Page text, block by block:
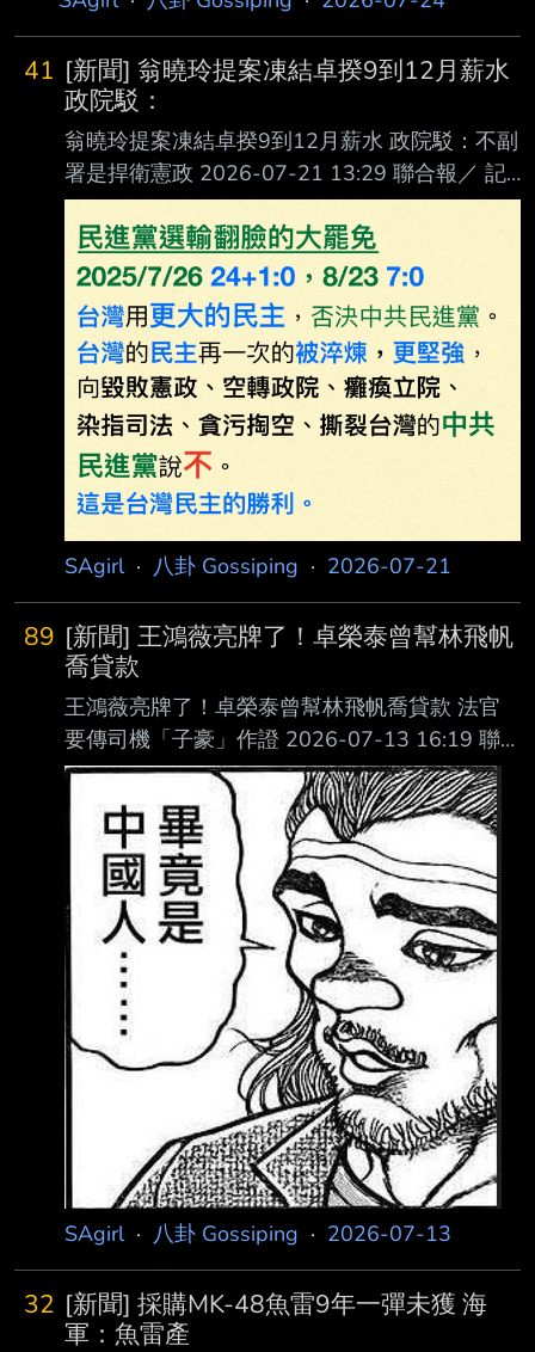
布長達一年的調查報 告，認為宜蘭高鐵案欠缺詳
細評估，連出
41 [新聞] 翁曉玲提案凍結卓揆9到12月薪水
政院駁：
翁曉玲提案凍結卓揆9到12月薪水 政院駁：不副
署是捍衛憲政 2026-07-21 13:29 聯合報／ 記
者黃婉婷／台北即時報導 今年度中央政府總預
算案持續卡關，二輪提案再掀朝野攻防，國民黨
立委翁曉玲提案凍結 行政院長卓榮泰9月到12月
的薪水，條件是依法編列預算和副署法律。行政
院說，不副署 違憲法案是捍衛憲政秩序，反觀
立法院不理性審查預算，還嚴重拖延，希望立法
院儘速完 成今年度預算審查。 翁曉玲羅列卓榮
泰三項罪狀，包括藐視立法院，三讀通過的法律
未副署，該編列的預算不 編，依法提名的NCC
人事案至今毫無動作
SAgirl· 八卦 Gossiping · 2026-07-21
89 [新聞] 王鴻薇亮牌了！卓榮泰曾幫林飛帆
喬貸款
王鴻薇亮牌了！卓榮泰曾幫林飛帆喬貸款 法官
要傳司機「子豪」作證 2026-07-13 16:19 聯
合報／ 記者王聖藜／台北即時報導 國民黨立委
王鴻薇2年前爆料行政院長卓榮泰曾幫要參選立
委的國安會副秘書長林飛帆向 公股銀行「喬」
貸款，林自訴王誹謗。台北地院今傳喚合庫投信
前董事長林伯裕作證，王 「亮牌」林的司機
「子豪」就是吹哨者，向法院聲請傳喚「子豪」
作證獲准。 王鴻薇今年5月18日出庭否認犯罪，
表示對公共事務有監督權，還表示爆料緣由是接
獲「 吹哨者」的檢舉，也提供1分30秒的錄音檔
為證據，林飛帆的律師羅國
SAgirl· 八卦 Gossiping · 2026-07-13
32 [新聞] 採購MK-48魚雷9年一彈未獲 海
軍：魚雷產